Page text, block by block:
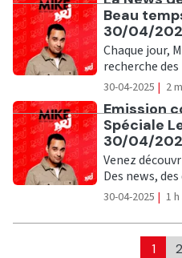
Beau
30/04/
Chaque jour,
recherche
30-04-2025 | 2
Ecouter
Emission
Spéciale
30/04/
Venez
Des news,
30-04-2025 | 1
1 2